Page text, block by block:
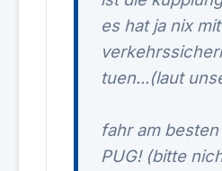
es hat ja nix
tuen...(laut
fahr am
PUG! (bitte